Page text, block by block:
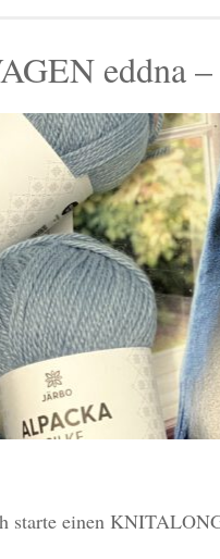
eddna
starte einen